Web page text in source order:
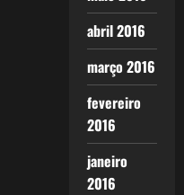
abril 2016
março 2016
fevereiro
2016
janeiro
2016